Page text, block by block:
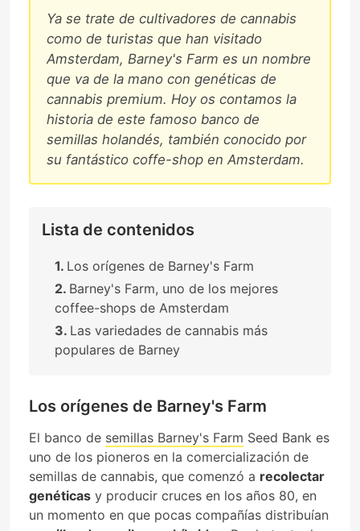
Ya se trate de cultivadores de cannabis
como de turistas que han visitado
Amsterdam, Barney's Farm es un nombre
que va de la mano con genéticas de
cannabis premium. Hoy os contamos la
historia de este famoso banco de
semillas holandés, también conocido por
su fantástico coffe-shop en Amsterdam.
Lista de contenidos
Los orígenes de Barney's Farm
Barney's Farm, uno de los mejores
coffee-shops de Amsterdam
Las variedades de cannabis más
populares de Barney
Los orígenes de Barney's Farm
El banco de semillas Barney's Farm Seed Bank es
uno de los pioneros en la comercialización de
semillas de cannabis, que comenzó a recolectar
genéticas y producir cruces en los años 80, en
un momento en que pocas compañías distribuían